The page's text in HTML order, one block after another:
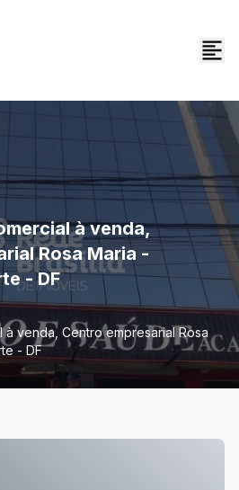
à venda,
Rosa Maria -
- DF
à venda, Centro empresarial Rosa
- DF